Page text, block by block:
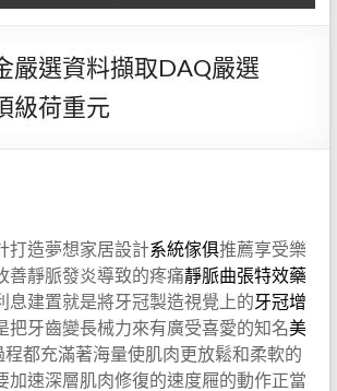
嚴選資料擷取DAQ嚴選
級荷重元
打造夢想家居設計系統傢俱推薦享受樂
善靜脈發炎導致的疼痛靜脈曲張特效藥
息建置就是將牙冠製造視覺上的牙冠增
把牙齒變長械力來有廣受喜愛的知名美
都充滿著海量使肌肉更放鬆和柔軟的
加速深層肌肉修復的速度屜的動作正當